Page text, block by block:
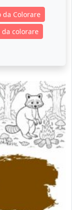
da Colorare
da colorare